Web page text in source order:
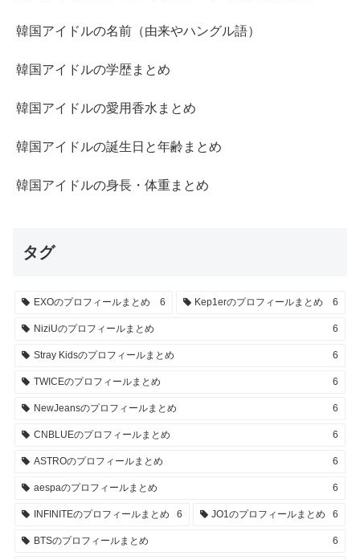
韓国アイドルの名前（由来やハングル語）
韓国アイドルの学歴まとめ
韓国アイドルの愛用香水まとめ
韓国アイドルの誕生日と年齢まとめ
韓国アイドルの身長・体重まとめ
タグ
EXOのプロフィールまとめ 6 Kep1erのプロフィールまとめ 6
NiziUのプロフィールまとめ 6
Stray Kidsのプロフィールまとめ 6
TWICEのプロフィールまとめ 6
NewJeansのプロフィールまとめ 6
CNBLUEのプロフィールまとめ 6
ASTROのプロフィールまとめ 6
aespaのプロフィールまとめ 6
INFINITEのプロフィールまとめ 6 JO1のプロフィールまとめ 6
BTSのプロフィールまとめ 6